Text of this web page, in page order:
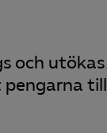
och
till